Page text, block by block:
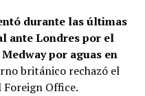
durante las últimas
ante Londres por el
por aguas en
británico rechazó el
Office.